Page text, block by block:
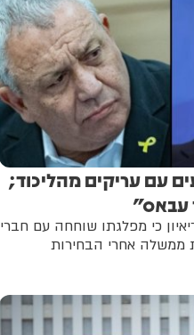
עם עריקים מהליכוד;
עבאס"
כי מפלגתו שוחחה עם חברי
ממשלה אחרי הבחירות